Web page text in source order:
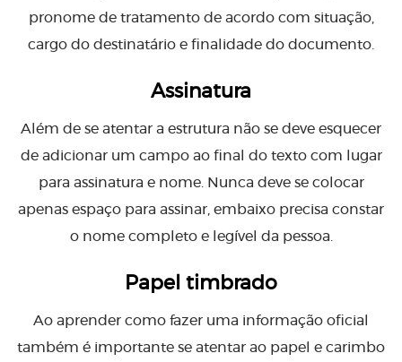
pronome de tratamento de acordo com situação,
cargo do destinatário e finalidade do documento.
Assinatura
Além de se atentar a estrutura não se deve esquecer
de adicionar um campo ao final do texto com lugar
para assinatura e nome. Nunca deve se colocar
apenas espaço para assinar, embaixo precisa constar
o nome completo e legível da pessoa.
Papel timbrado
Ao aprender como fazer uma informação oficial
também é importante se atentar ao papel e carimbo